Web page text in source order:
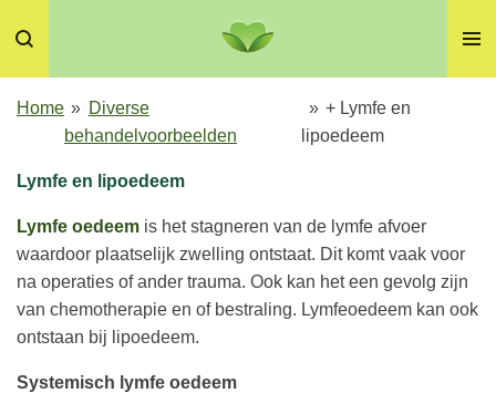
direct
naar
de
hoofdinhoud
Home » Diverse
behandelvoorbeelden
» + Lymfe en
lipoedeem
Lymfe en lipoedeem
Lymfe oedeem is het stagneren van de lymfe afvoer
waardoor plaatselijk zwelling ontstaat. Dit komt vaak voor
na operaties of ander trauma. Ook kan het een gevolg zijn
van chemotherapie en of bestraling. Lymfeoedeem kan ook
ontstaan bij lipoedeem.
Systemisch lymfe oedeem